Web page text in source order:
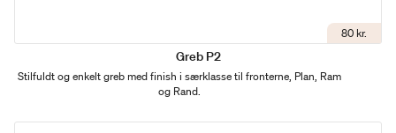
80 kr.
Greb P2
Stilfuldt og enkelt greb med finish i særklasse til fronterne, Plan, Ram
og Rand.